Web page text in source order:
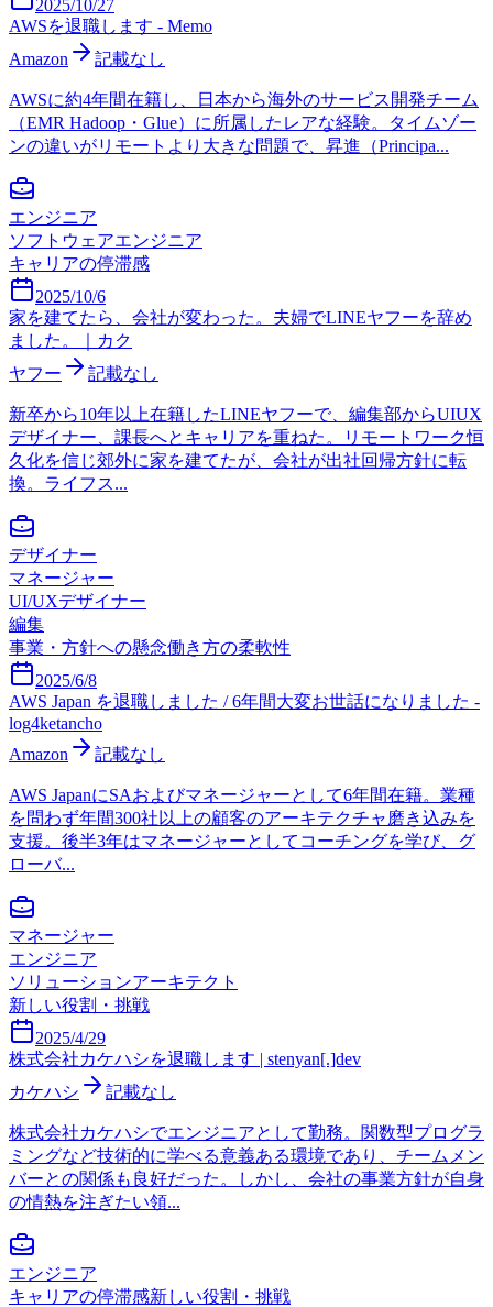
2025/10/27
AWSを退職します - Memo
Amazon
記載なし
AWSに約4年間在籍し、日本から海外のサービス開発チーム
（EMR Hadoop・Glue）に所属したレアな経験。タイムゾー
ンの違いがリモートより大きな問題で、昇進（Principa...
エンジニア
ソフトウェアエンジニア
キャリアの停滞感
2025/10/6
家を建てたら、会社が変わった。夫婦でLINEヤフーを辞め
ました。｜カク
ヤフー
記載なし
新卒から10年以上在籍したLINEヤフーで、編集部からUIUX
デザイナー、課長へとキャリアを重ねた。リモートワーク恒
久化を信じ郊外に家を建てたが、会社が出社回帰方針に転
換。ライフス...
デザイナー
マネージャー
UI/UXデザイナー
編集
事業・方針への懸念働き方の柔軟性
2025/6/8
AWS Japan を退職しました / 6年間大変お世話になりました -
log4ketancho
Amazon
記載なし
AWS JapanにSAおよびマネージャーとして6年間在籍。業種
を問わず年間300社以上の顧客のアーキテクチャ磨き込みを
支援。後半3年はマネージャーとしてコーチングを学び、グ
ローバ...
マネージャー
エンジニア
ソリューションアーキテクト
新しい役割・挑戦
2025/4/29
株式会社カケハシを退職します | stenyan[.]dev
カケハシ
記載なし
株式会社カケハシでエンジニアとして勤務。関数型プログラ
ミングなど技術的に学べる意義ある環境であり、チームメン
バーとの関係も良好だった。しかし、会社の事業方針が自身
の情熱を注ぎたい領...
エンジニア
キャリアの停滞感新しい役割・挑戦